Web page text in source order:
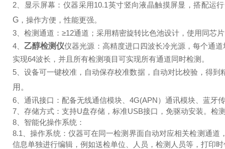
2、显示屏幕：仪器采用10.1英寸竖向液晶触摸屏显，搭配运
G ，操作方便，性能更强。
3、检测通道：≥12通道；采用精密旋转比色池设计，使用同芯
4、 乙醇检测仪仪器光源：高精度进口四波长冷光源，每个通
实现64波长，并且所有检测项目可实现所有通道同时检测。
5、设备可一键校准，自动保存校准数据，自动对比校验，得到
用。
6、通讯接口：配备无线通信模块、4G(APN）通讯模块、蓝牙
7、存储方式：支持U盘存储，标准USB接口，免驱动安装。检
8、智能化操作系统：
8.1、操作系统：仪器可在同一检测界面自动对应相关检测通
信息单独进行编辑，例如送检单位、人员，检测人员等，打印